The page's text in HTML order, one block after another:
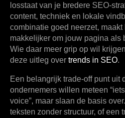
losstaat van je bredere SEO-
content, techniek en lokale
combinatie goed neerzet,
makkelijker om jouw pagina als
Wie daar meer grip op wil
deze uitleg over trends in SEO.
Een belangrijk trade-off punt uit
ondernemers willen meteen “iets
voice”, maar slaan de basis
teksten zonder structuur, of een